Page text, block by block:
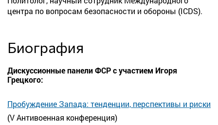
центра по вопросам безопасности и обороны (ICDS).
Биография
Дискуссионные панели ФСР с участием Игоря
Грецкого:
Пробуждение Запада: тенденции, перспективы и риски
(V Антивоенная конференция)